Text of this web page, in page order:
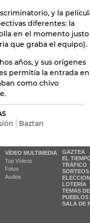
y la
diferentes: la
en el momento justo
que graba el equipo).
años, y sus orígenes
permitía la entrada en
como chivo
Baztan
VÍDEO MULTIMEDIA
Top Vídeos
Fotos
Audios
GAZTEA
EL
TRÁFICO
LOTERÍA
TEMAS
PUEBLOS
SALA DE